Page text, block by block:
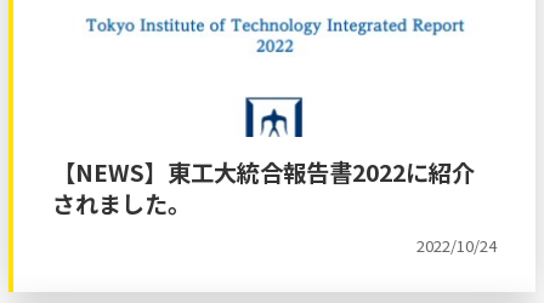
【NEWS】東工大統合報告書2022に紹介
されました。
2022/10/24